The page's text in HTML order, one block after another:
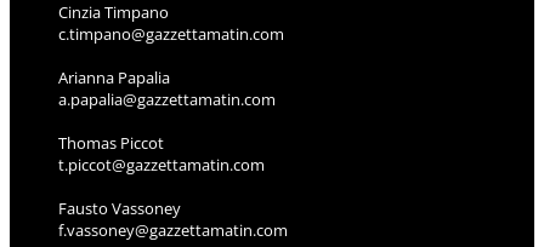
Cinzia Timpano
c.timpano@gazzettamatin.com
Arianna Papalia
a.papalia@gazzettamatin.com
Thomas Piccot
t.piccot@gazzettamatin.com
Fausto Vassoney
f.vassoney@gazzettamatin.com